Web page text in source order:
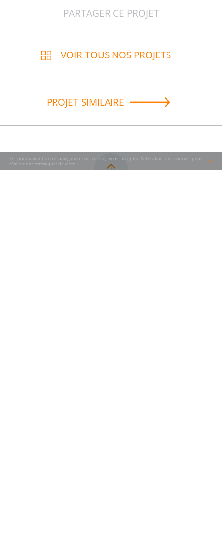
PARTAGER CE PROJET
VOIR TOUS NOS PROJETS
PROJET SIMILAIRE
En poursuivant votre navigation sur ce site, vous acceptez l' utilisation des cookies pour
réaliser des statistiques de visite.